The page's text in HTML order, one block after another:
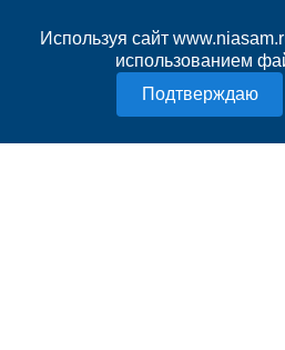
Используя сайт
использованием
Карта сайта
Нашли ошибку?
Политика конфиденциальности
Согласие на обработку персональных